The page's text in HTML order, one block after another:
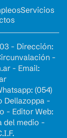
Servicios
- Dirección:
-
- Email:
(054)
Dellazoppa -
- Editor Web:
del medio -